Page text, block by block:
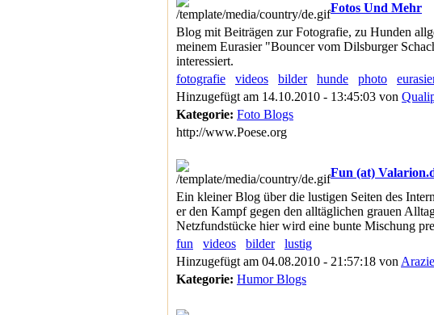
Fotos Und Mehr
Blog mit Beiträgen zur Fotografie, zu Hunden
meinem Eurasier "Bouncer vom Dilsburger
interessiert.
fotografie
videos bilder hunde photo
Hinzugefügt am 14.10.2010 - 13:45:03 von
Kategorie: Foto Blogs
http://www.Poese.org
Fun (at)
Ein kleiner Blog über die lustigen Seiten des
er den Kampf gegen den alltäglichen grauen
Netzfundstücke hier wird eine bunte Mischung
fun
videos bilder
lustig
Hinzugefügt am 04.08.2010 - 21:57:18 von
Kategorie: Humor Blogs